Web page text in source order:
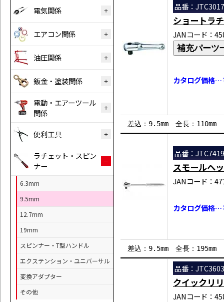
電気関係
エアコン関係
油圧関係
鈑金・塗装関係
電動・エアーツール
関係
便利工具
ラチェット・スピン
ナー
6.3mm
9.5mm
12.7mm
19mm
スピンナー・T型ハンドル
エクステンション・ユニバーサル
変換アダプター
その他
品番：JTC3017
ショートラ
JANコード：
補充パーツ
カタログ価格
差込：9.5mm 全長：110mm
品番：JTC7419
スモールヘ
JANコード：
カタログ価格…
差込：9.5mm 全長：195mm
品番：JTC3603
クイックリ
JANコード：